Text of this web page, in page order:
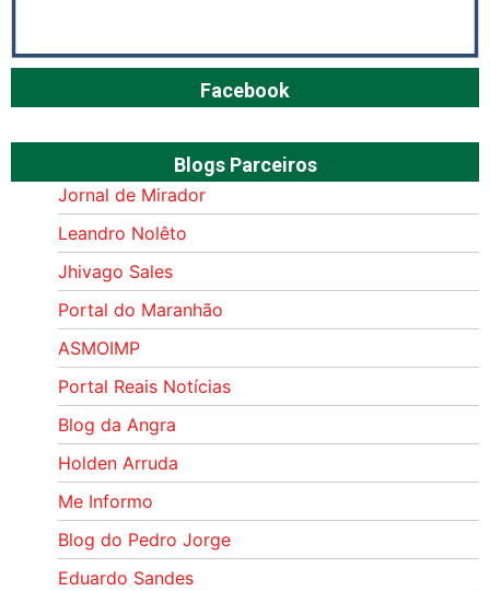
Facebook
Blogs Parceiros
Jornal de Mirador
Leandro Nolêto
Jhivago Sales
Portal do Maranhão
ASMOIMP
Portal Reais Notí­cias
Blog da Angra
Holden Arruda
Me Informo
Blog do Pedro Jorge
Eduardo Sandes